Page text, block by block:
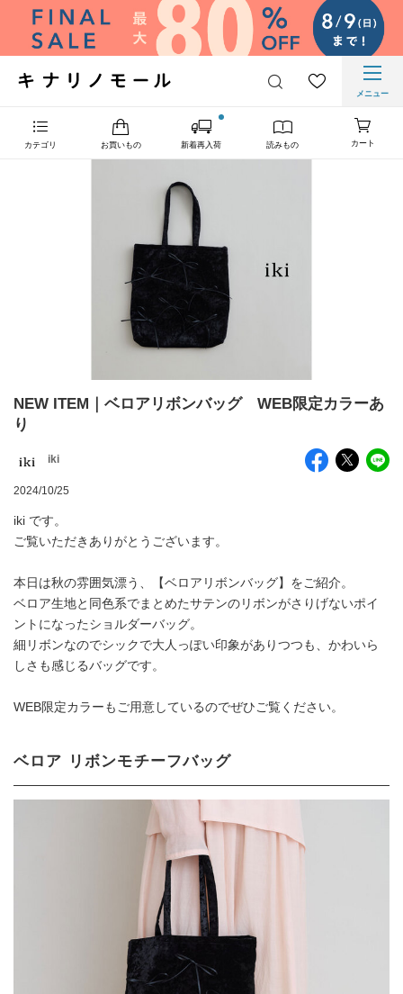
メニュー
カテゴリ お買いもの 新着再入荷 読みもの カート
NEW ITEM｜ベロアリボンバッグ WEB限定カラーあ
り
iki
2024/10/25
iki です。
ご覧いただきありがとうございます。
本日は秋の雰囲気漂う、【ベロアリボンバッグ】をご紹介。
ベロア生地と同色系でまとめたサテンのリボンがさりげないポイ
ントになったショルダーバッグ。
細リボンなのでシックで大人っぽい印象がありつつも、かわいら
しさも感じるバッグです。
WEB限定カラーもご用意しているのでぜひご覧ください。
ベロア リボンモチーフバッグ